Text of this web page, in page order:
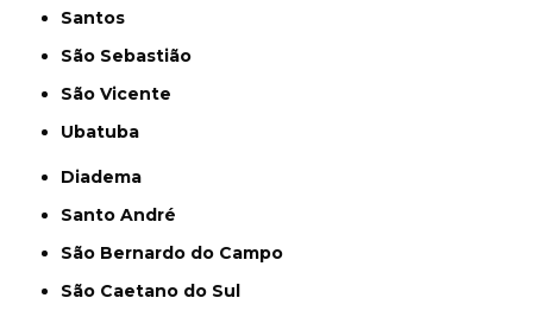
Santos
São Sebastião
São Vicente
Ubatuba
Diadema
Santo André
São Bernardo do Campo
São Caetano do Sul